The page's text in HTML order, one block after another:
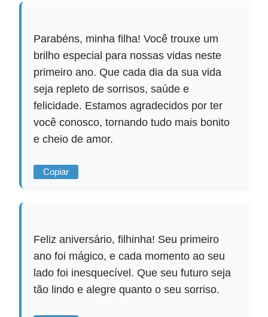
Parabéns, minha filha! Você trouxe um
brilho especial para nossas vidas neste
primeiro ano. Que cada dia da sua vida
seja repleto de sorrisos, saúde e
felicidade. Estamos agradecidos por ter
você conosco, tornando tudo mais bonito
e cheio de amor.
Copiar
Feliz aniversário, filhinha! Seu primeiro
ano foi mágico, e cada momento ao seu
lado foi inesquecível. Que seu futuro seja
tão lindo e alegre quanto o seu sorriso.